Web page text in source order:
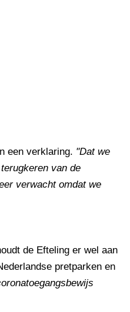
een verklaring. "Dat we
van de
verwacht omdat we
de Efteling er wel aan
pretparken en